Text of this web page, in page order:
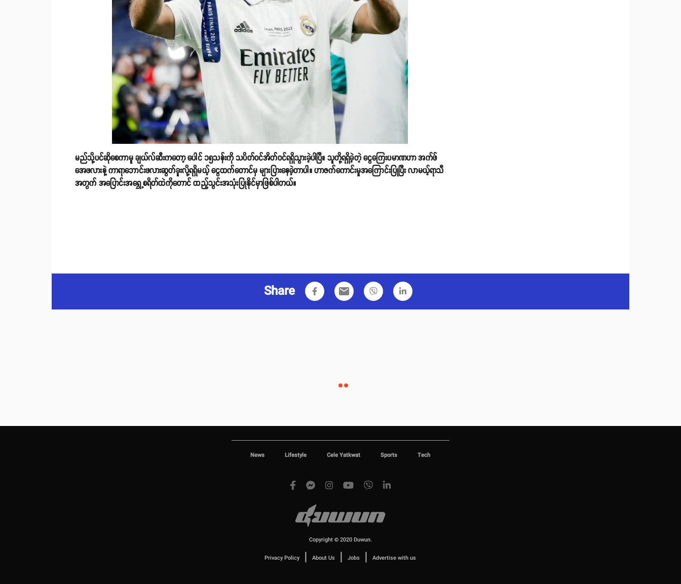
မည်သို့ပင်ဆိုစေကာမူ ချယ်လ်ဆီးကတော့ ပေါင် ၁၅သန်းကို သပိတ်ဝင်အိတ်ဝင်ရရှိသွားခဲ့ပါပြီ။ သူတို့ရရှိခဲ့တဲ့ ငွေကြေးပမာဏဟာ အက်ဖ်
အေဖလားနဲ့ ကာရာဘောင်းဖလားဆွတ်ခူးလို့ရရှိမယ့် ငွေထက်တောင်မှ များပြားနေခဲ့တာပါ။ ဟာဇက်ကောင်းမှုအကြောင်းပြုပြီး လာမယ့်ရာသီ
အတွက် အပြောင်းအရွှေ့စရိတ်ထဲကိုတောင် ထည့်သွင်းအသုံးပြုနိုင်မှာဖြစ်ပါတယ်။
Share email
News Lifestyle Cele Yatkwat Sports Tech
Copyright © 2020 Duwun.
Privacy Policy | About Us | Jobs | Advertise with us